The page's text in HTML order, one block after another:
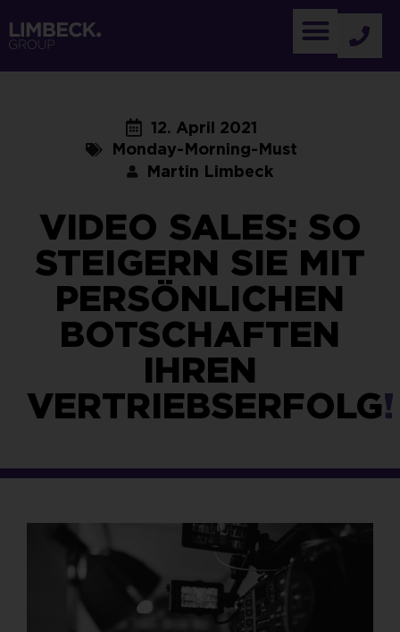
12. April 2021
Monday-Morning-Must
Martin Limbeck
VIDEO SALES: SO
STEIGERN SIE MIT
PERSÖNLICHEN
BOTSCHAFTEN
IHREN
VERTRIEBSERFOLG!